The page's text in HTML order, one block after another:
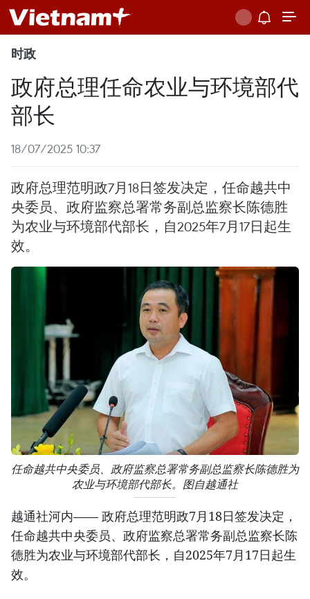
时政
政府总理任命农业与环境部代
部长
18/07/2025 10:37
政府总理范明政7月18日签发决定，任命越共中
央委员、政府监察总署常务副总监察长陈德胜
为农业与环境部代部长，自2025年7月17日起生
效。
任命越共中央委员、政府监察总署常务副总监察长陈德胜为
农业与环境部代部长。图自越通社
越通社河内—— 政府总理范明政7月18日签发决定，
任命越共中央委员、政府监察总署常务副总监察长陈
德胜为农业与环境部代部长，自2025年7月17日起生
效。